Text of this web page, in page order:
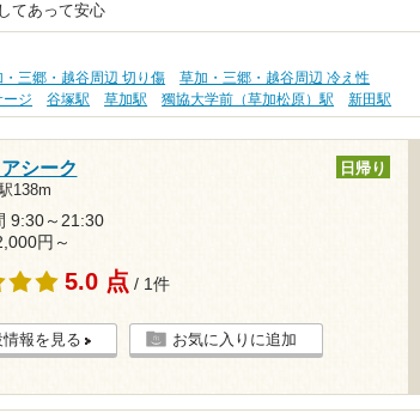
てあって安心
・三郷・越谷周辺 切り傷
草加・三郷・越谷周辺 冷え性
ジ
谷塚駅 草加駅 獨協大学前（草加松原）駅 新田駅
シーク
138m
日帰り
9:30～21:30
円～
5.0 点 / 1件
情報を見る お気に入りに追加